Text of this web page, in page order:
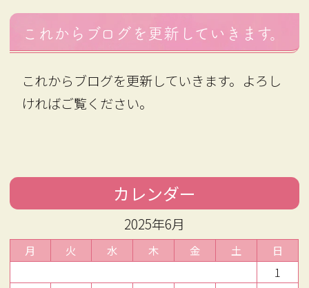
働きませんか？
患者さま一人ひとりに丁寧に
向き合える環境づくりを大切
【募集職種】
・看護師免許または準看護師
【仕事内容】
・看護師業務全般
鏡を見るたび、顔や腕のほく
ろの形が少しいびつになった
気がする。大きくなった気も
しれない——そう迷いなが
の視点、皮膚科へ相談する目
安、受診時の流れと費用の考
え方までを順に整理してお伝
えします。判断に迷う変化が
あるなら、自己判断で様子を
見続けるより、一度専門的に
い潰
方は
る
ま
べる
- ニ
これからブログを更新していきます。
これからブログを更新していきます。よろし
ければご覧ください。
カレンダー
2025年6月
月 火 水 木 金 土 日
1